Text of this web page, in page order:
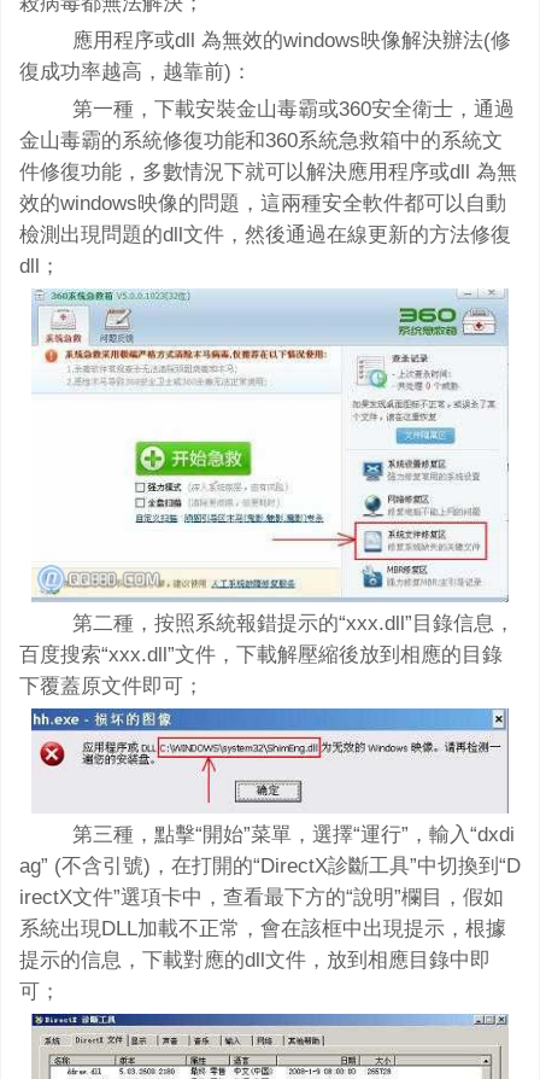
應用程序或dll 為無效的windows映像解決辦法(修
復成功率越高，越靠前)：
第一種，下載安裝金山毒霸或360安全衛士，通過
金山毒霸的系統修復功能和360系統急救箱中的系統文
件修復功能，多數情況下就可以解決應用程序或dll 為無
效的windows映像的問題，這兩種安全軟件都可以自動
檢測出現問題的dll文件，然後通過在線更新的方法修復
dll；
第二種，按照系統報錯提示的“xxx.dll”目錄信息，
百度搜索“xxx.dll”文件，下載解壓縮後放到相應的目錄
下覆蓋原文件即可；
第三種，點擊“開始”菜單，選擇“運行”，輸入“dxdi
ag” (不含引號)，在打開的“DirectX診斷工具”中切換到“D
irectX文件”選項卡中，查看最下方的“說明”欄目，假如
系統出現DLL加載不正常，會在該框中出現提示，根據
提示的信息，下載對應的dll文件，放到相應目錄中即
可；